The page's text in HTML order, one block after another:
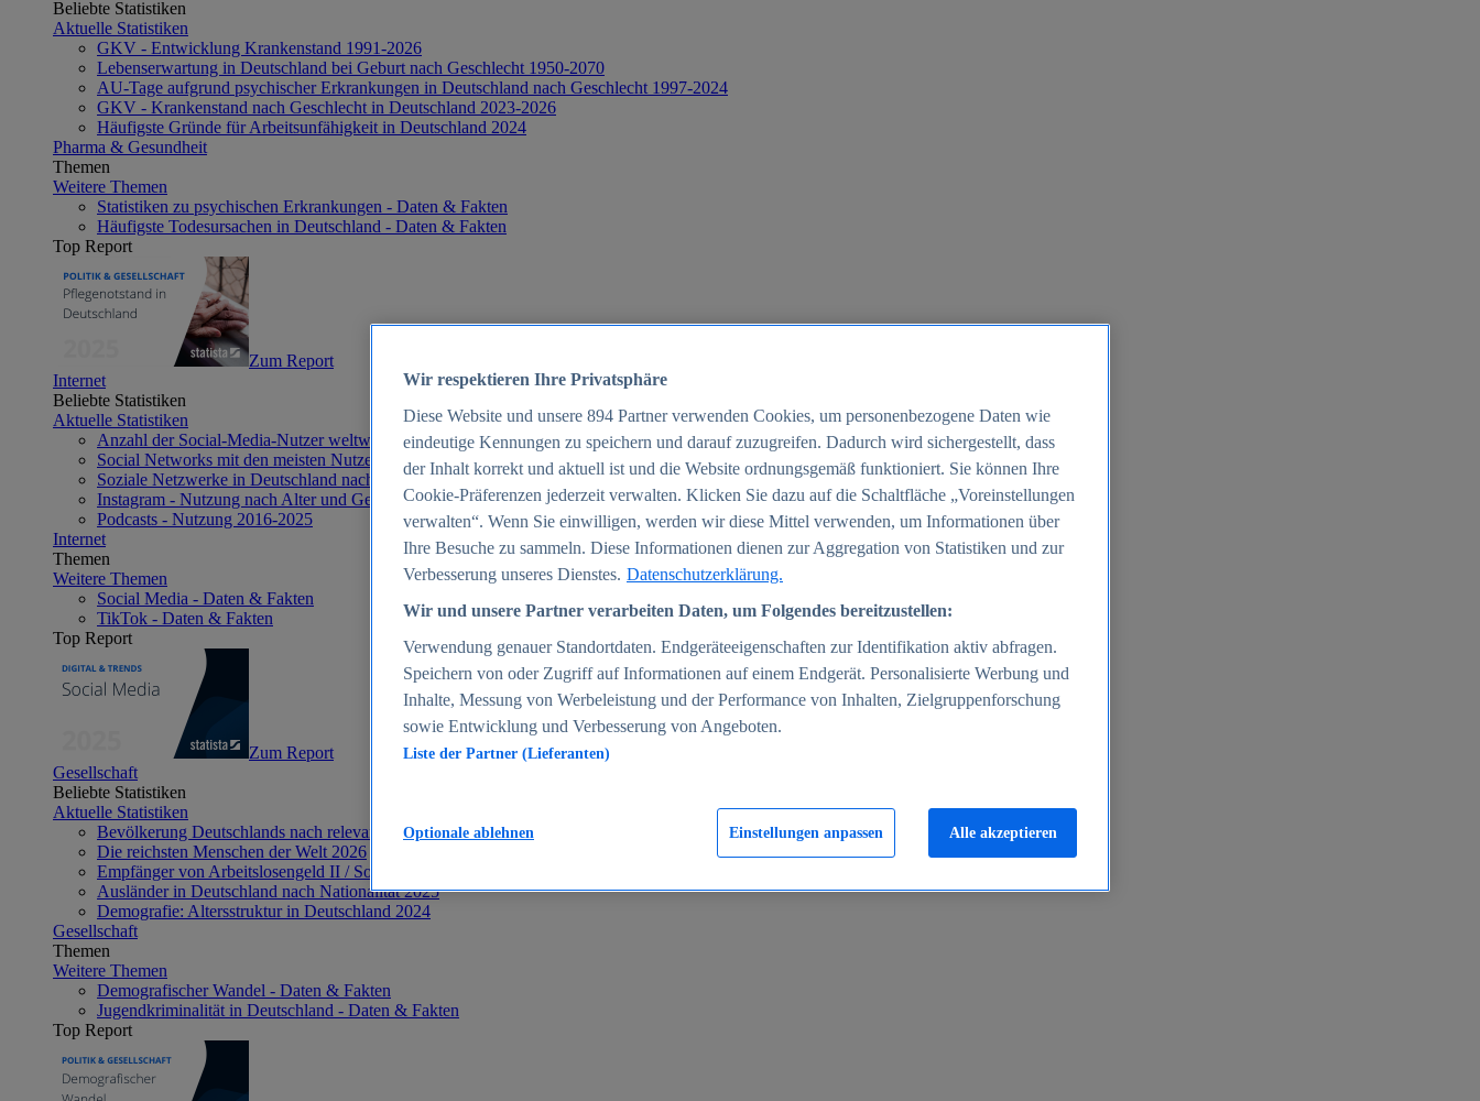
Beliebte Statistiken
Aktuelle Statistiken
GKV - Entwicklung Krankenstand 1991-2026
Lebenserwartung in Deutschland bei Geburt nach Geschlecht 1950-2070
AU-Tage aufgrund psychischer Erkrankungen in Deutschland nach Geschlecht 1997-2024
GKV - Krankenstand nach Geschlecht in Deutschland 2023-2026
Häufigste Gründe für Arbeitsunfähigkeit in Deutschland 2024
Pharma & Gesundheit
Themen
Weitere Themen
Statistiken zu psychischen Erkrankungen - Daten & Fakten
Häufigste Todesursachen in Deutschland - Daten & Fakten
Top Report
Zum Report
Internet
Beliebte Statistiken
Aktuelle Statistiken
Anzahl der Social-Media-Nutzer weltweit 2012-2025
Social Networks mit den meisten Nutzern weltweit 2025
Soziale Netzwerke in Deutschland nach Generationen 2025
Instagram - Nutzung nach Alter und Geschlecht in Deutschland 2025
Podcasts - Nutzung 2016-2025
Internet
Themen
Weitere Themen
Social Media - Daten & Fakten
TikTok - Daten & Fakten
Top Report
Zum Report
Gesellschaft
Beliebte Statistiken
Aktuelle Statistiken
Bevölkerung Deutschlands nach relevanten Altersgruppen 2024
Die reichsten Menschen der Welt 2026
Empfänger von Arbeitslosengeld II / Sozialgeld / Bürgergeld in Deutschland 2005-2025
Ausländer in Deutschland nach Nationalität 2025
Demografie: Altersstruktur in Deutschland 2024
Gesellschaft
Themen
Weitere Themen
Demografischer Wandel - Daten & Fakten
Jugendkriminalität in Deutschland - Daten & Fakten
Top Report
Wir respektieren Ihre Privatsphäre
Diese Website und unsere 894 Partner verwenden Cookies, um personenbezogene Daten wie
eindeutige Kennungen zu speichern und darauf zuzugreifen. Dadurch wird sichergestellt, dass
der Inhalt korrekt und aktuell ist und die Website ordnungsgemäß funktioniert. Sie können Ihre
Cookie-Präferenzen jederzeit verwalten. Klicken Sie dazu auf die Schaltfläche „Voreinstellungen
verwalten“. Wenn Sie einwilligen, werden wir diese Mittel verwenden, um Informationen über
Ihre Besuche zu sammeln. Diese Informationen dienen zur Aggregation von Statistiken und zur
Verbesserung unseres Dienstes. Datenschutzerklärung.
Wir und unsere Partner verarbeiten Daten, um Folgendes bereitzustellen:
Verwendung genauer Standortdaten. Endgeräteeigenschaften zur Identifikation aktiv abfragen.
Speichern von oder Zugriff auf Informationen auf einem Endgerät. Personalisierte Werbung und
Inhalte, Messung von Werbeleistung und der Performance von Inhalten, Zielgruppenforschung
sowie Entwicklung und Verbesserung von Angeboten.
Liste der Partner (Lieferanten)
Einstellungen anpassen
Optionale ablehnen Alle akzeptieren